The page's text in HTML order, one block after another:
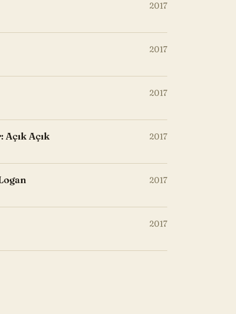
2017
2017
2017
Açık Açık 2017
2017
2017